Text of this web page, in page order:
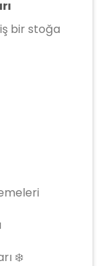
bir stoğa
❄️